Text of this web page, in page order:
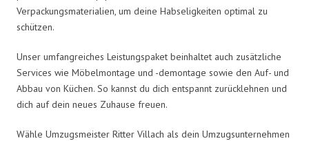
Verpackungsmaterialien, um deine Habseligkeiten optimal zu
schützen.
Unser umfangreiches Leistungspaket beinhaltet auch zusätzliche
Services wie Möbelmontage und -demontage sowie den Auf- und
Abbau von Küchen. So kannst du dich entspannt zurücklehnen und
dich auf dein neues Zuhause freuen.
Wähle Umzugsmeister Ritter Villach als dein Umzugsunternehmen